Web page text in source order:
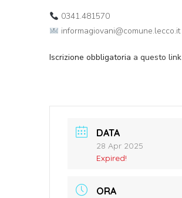
0341.481570
informagiovani@comune.lecco.it
Iscrizione obbligatoria a questo link
DATA
28 Apr 2025
Expired!
ORA